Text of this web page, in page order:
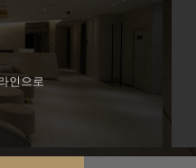
인으로